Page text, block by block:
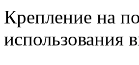
Крепление на
использования